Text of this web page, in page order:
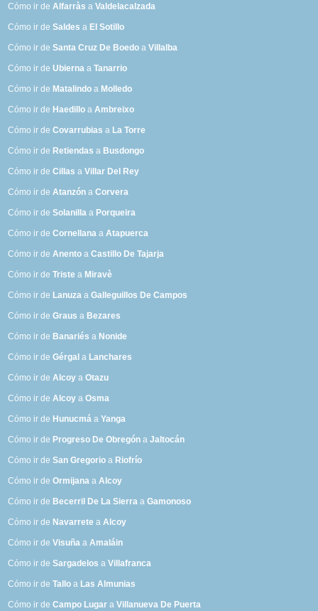
Cómo ir deAlfarràs aValdelacalzada
Cómo ir deSaldes a El Sotillo
Cómo ir deSanta Cruz De Boedo aVillalba
Cómo ir deUbierna aTanarrio
Cómo ir de Matalindo a Molledo
Cómo ir de Haedillo aAmbreixo
Cómo ir deCovarrubias a La Torre
Cómo ir de Retiendas a Busdongo
Cómo ir deCillas aVillar Del Rey
Cómo ir deAtanzón aCorvera
Cómo ir deSolanilla a Porqueira
Cómo ir deCornellana aAtapuerca
Cómo ir deAnento aCastillo De Tajarja
Cómo ir deTriste a Miravè
Cómo ir de Lanuza aGalleguillos De Campos
Cómo ir deGraus a Bezares
Cómo ir de Banariés a Nonide
Cómo ir deGérgal a Lanchares
Cómo ir deAlcoy aOtazu
Cómo ir deAlcoy aOsma
Cómo ir de Hunucmá aYanga
Cómo ir de Progreso De Obregón aJaltocán
Cómo ir deSan Gregorio a Riofrío
Cómo ir deOrmijana aAlcoy
Cómo ir de Becerril De La Sierra aGamonoso
Cómo ir de Navarrete aAlcoy
Cómo ir deVisuña aAmaláin
Cómo ir deSargadelos aVillafranca
Cómo ir deTallo a Las Almunias
Cómo ir deCampo Lugar aVillanueva De Puerta